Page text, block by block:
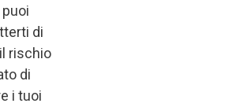
di
rischio
di
i tuoi